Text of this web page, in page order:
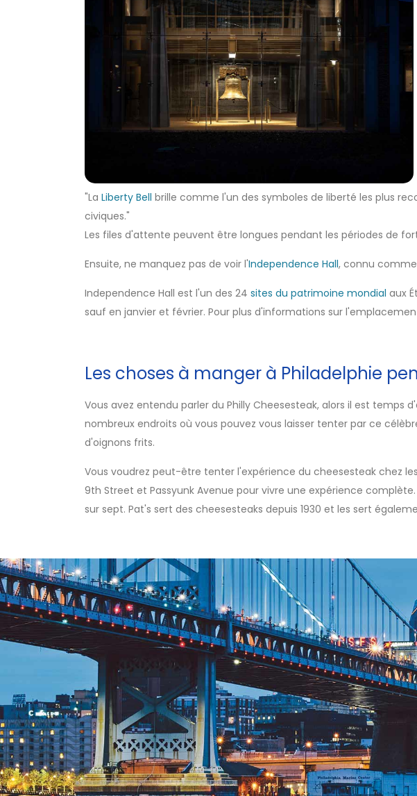
"La Liberty Bell brille comme l'un des symboles de liberté les plus
civiques."
Les files d'attente peuvent être longues pendant les périodes de
Ensuite, ne manquez pas de voir l'Independence Hall, connu
Independence Hall est l'un des 24 sites du patrimoine mondial aux
sauf en janvier et février. Pour plus d'informations sur
Les choses à manger à Philadelphie
Vous avez entendu parler du Philly Cheesesteak, alors il est
nombreux endroits où vous pouvez vous laisser tenter par ce
d'oignons frits.
Vous voudrez peut-être tenter l'expérience du cheesesteak chez
9th Street et Passyunk Avenue pour vivre une expérience
sur sept. Pat's sert des cheesesteaks depuis 1930 et les sert